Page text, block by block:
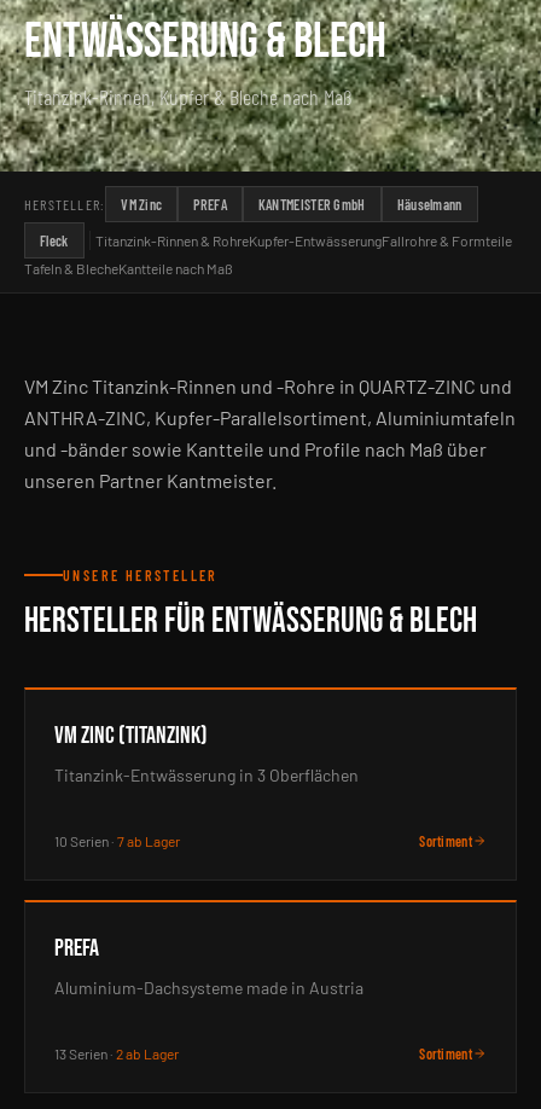
ENTWÄSSERUNG & BLECH
Titanzink-Rinnen, Kupfer & Bleche nach Maß
HERSTELLER: VM Zinc PREFA KANTMEISTER GmbH Häuselmann
Fleck Titanzink-Rinnen & RohreKupfer-EntwässerungFallrohre & Formteile
Tafeln & BlecheKantteile nach Maß
VM Zinc Titanzink-Rinnen und -Rohre in QUARTZ-ZINC und
ANTHRA-ZINC, Kupfer-Parallelsortiment, Aluminiumtafeln
und -bänder sowie Kantteile und Profile nach Maß über
unseren Partner Kantmeister.
UNSERE HERSTELLER
HERSTELLER FÜR ENTWÄSSERUNG & BLECH
VM Zinc (Titanzink)
Titanzink-Entwässerung in 3 Oberflächen
10 Serien · 7 ab Lager Sortiment
PREFA
Aluminium-Dachsysteme made in Austria
13 Serien · 2 ab Lager Sortiment